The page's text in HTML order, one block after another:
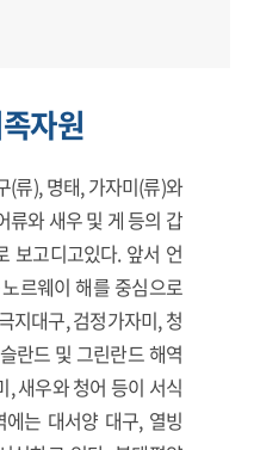
자원
(류), 명태, 가자미(류)와
류와 새우 및 게 등의 갑
보고디고있다. 앞서 언
르웨이 해를 중심으로
지대구, 검정가자미, 청
란드 및 그린란드 해역
, 새우와 청어 등이 서식
는 대서양 대구, 열빙